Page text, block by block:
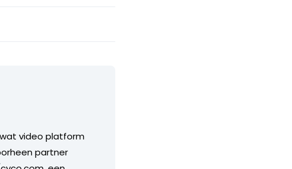
video platform
partner